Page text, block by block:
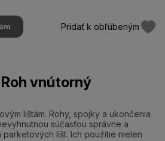
Pridať k obľúbeným
vnútorný
lištám. Rohy, spojky a ukončenia
súčasťou správne a
parketových líšt. Ich použitie nielen